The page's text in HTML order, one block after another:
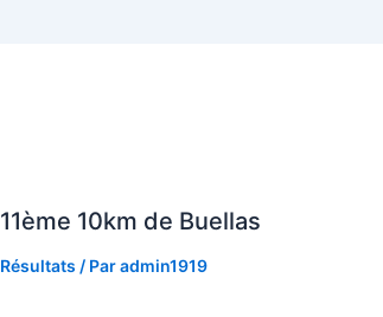
11ème 10km de Buellas
Résultats / Paradmin1919